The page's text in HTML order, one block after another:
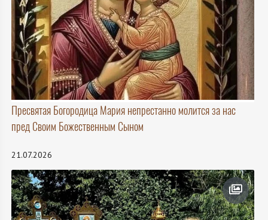
Пресвятая Богородица Мария непрестанно молится за нас
пред Своим Божественным Сыном
21.07.2026